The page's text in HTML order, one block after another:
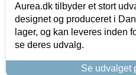
Aurea.dk tilbyder et stort
designet og produceret i
lager, og kan leveres inden
se deres udvalg.
Se udvalget